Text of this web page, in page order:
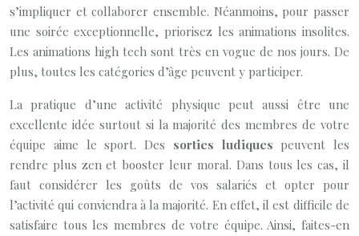
s’impliquer et collaborer ensemble. Néanmoins, pour passer
une soirée exceptionnelle, priorisez les animations insolites.
Les animations high tech sont très en vogue de nos jours. De
plus, toutes les catégories d’âge peuvent y participer.
La pratique d’une activité physique peut aussi être une
excellente idée surtout si la majorité des membres de votre
équipe aime le sport. Des sorties ludiques peuvent les
rendre plus zen et booster leur moral. Dans tous les cas, il
faut considérer les goûts de vos salariés et opter pour
l’activité qui conviendra à la majorité. En effet, il est difficile de
satisfaire tous les membres de votre équipe. Ainsi, faites-en